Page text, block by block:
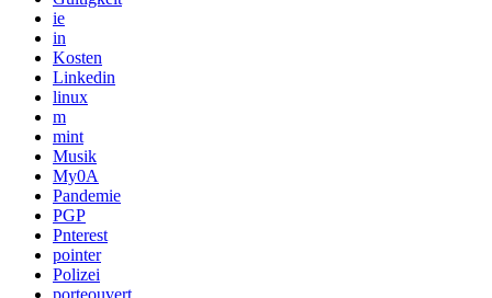
ie
in
Kosten
Linkedin
linux
m
mint
Musik
My0A
Pandemie
PGP
Pnterest
pointer
Polizei
porteouvert